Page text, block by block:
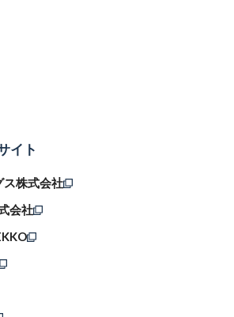
イト
ス株式会社
会社